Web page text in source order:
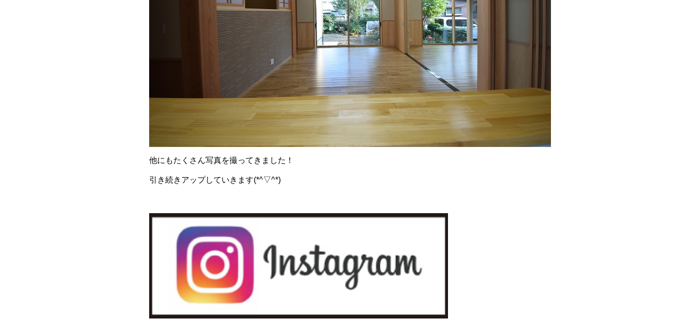
他にもたくさん写真を撮ってきました！
引き続きアップしていきます(*^▽^*)